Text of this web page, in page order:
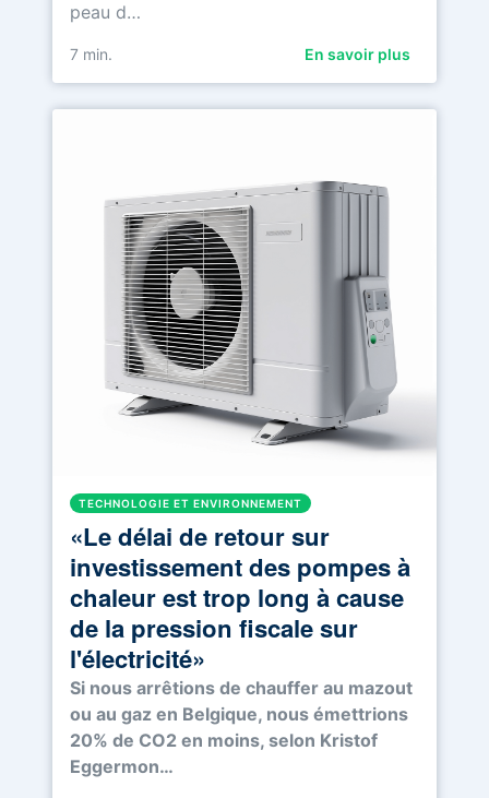
peau d…
7 min. En savoir plus
TECHNOLOGIE ET ENVIRONNEMENT
«Le délai de retour sur
investissement des pompes à
chaleur est trop long à cause
de la pression fiscale sur
l'électricité»
Si nous arrêtions de chauffer au mazout
ou au gaz en Belgique, nous émettrions
20% de CO2 en moins, selon Kristof
Eggermon…